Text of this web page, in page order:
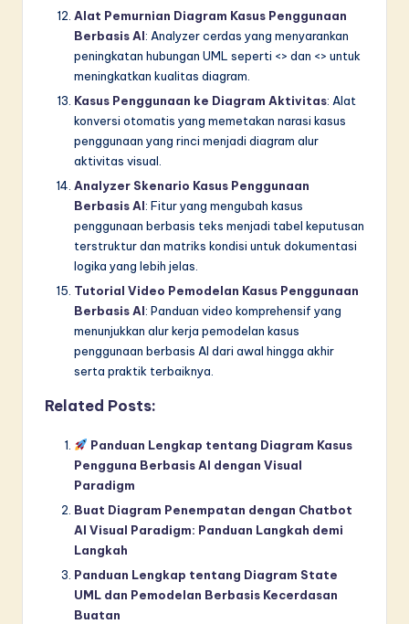
Alat Pemurnian Diagram Kasus Penggunaan
Berbasis AI: Analyzer cerdas yang menyarankan
peningkatan hubungan UML seperti <> dan <> untuk
meningkatkan kualitas diagram.
Kasus Penggunaan ke Diagram Aktivitas: Alat
konversi otomatis yang memetakan narasi kasus
penggunaan yang rinci menjadi diagram alur
aktivitas visual.
Analyzer Skenario Kasus Penggunaan
Berbasis AI: Fitur yang mengubah kasus
penggunaan berbasis teks menjadi tabel keputusan
terstruktur dan matriks kondisi untuk dokumentasi
logika yang lebih jelas.
Tutorial Video Pemodelan Kasus Penggunaan
Berbasis AI: Panduan video komprehensif yang
menunjukkan alur kerja pemodelan kasus
penggunaan berbasis AI dari awal hingga akhir
serta praktik terbaiknya.
Related Posts:
Panduan Lengkap tentang Diagram Kasus
Pengguna Berbasis AI dengan Visual
Paradigm
Buat Diagram Penempatan dengan Chatbot
AI Visual Paradigm: Panduan Langkah demi
Langkah
Panduan Lengkap tentang Diagram State
UML dan Pemodelan Berbasis Kecerdasan
Buatan